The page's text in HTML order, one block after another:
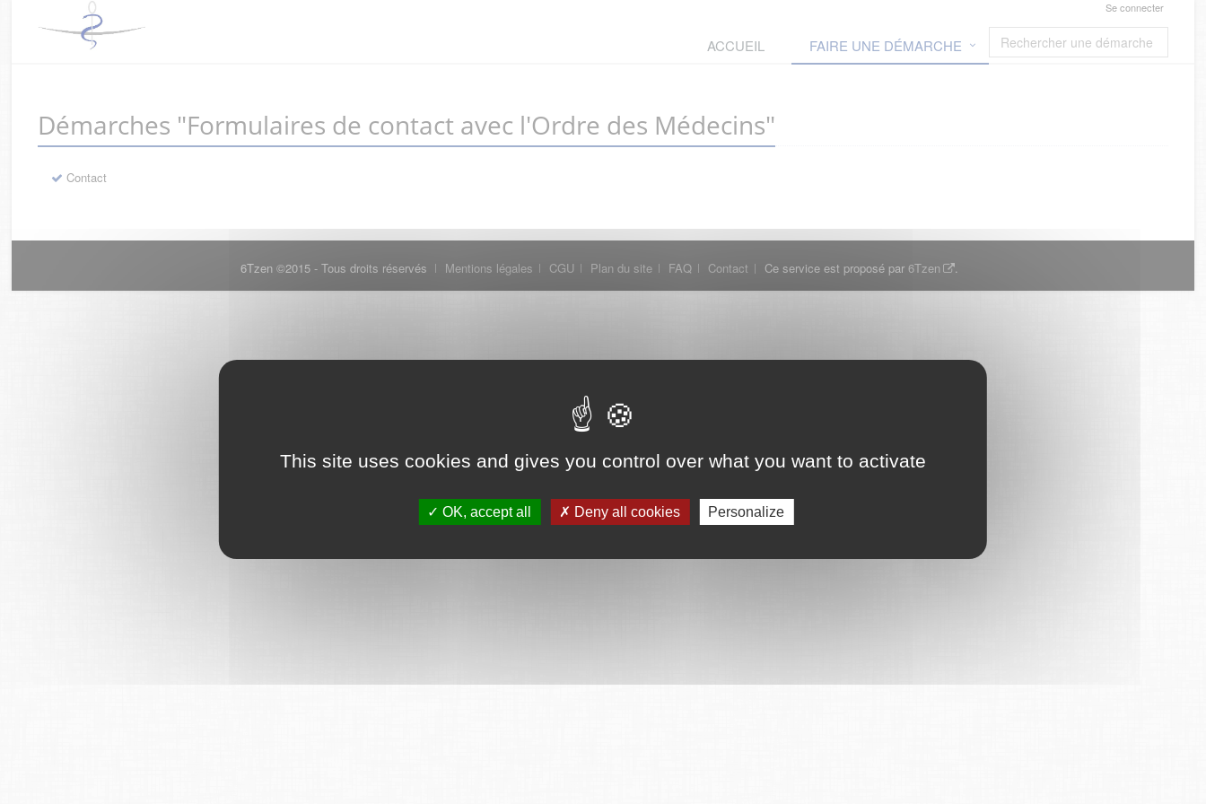
This site uses cookies and gives you control over what you want to activate
OK, accept all Deny all cookies Personalize
Se connecter
ACCUEIL FAIRE UNE DÉMARCHE
Démarches "Formulaires de contact avec l'Ordre des Médecins"
Contact
6Tzen ©2015 - Tous droits réservés Mentions légales CGU Plan du site FAQ Contact Ce service est proposé par 6Tzen .